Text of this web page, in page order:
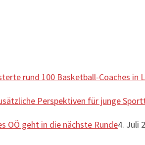
rund 100 Basketball-Coaches in
Perspektiven für junge
OÖ geht in die nächste Runde4. Juli